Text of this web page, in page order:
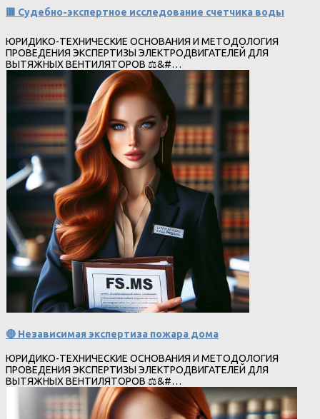
🟥 Судебно-экспертное исследование счетчика воды
ЮРИДИКО-ТЕХНИЧЕСКИЕ ОСНОВАНИЯ И МЕТОДОЛОГИЯ
ПРОВЕДЕНИЯ ЭКСПЕРТИЗЫ ЭЛЕКТРОДВИГАТЕЛЕЙ ДЛЯ
ВЫТЯЖНЫХ ВЕНТИЛЯТОРОВ ⚖&#…
🔴 Независимая экспертиза пожара дома
ЮРИДИКО-ТЕХНИЧЕСКИЕ ОСНОВАНИЯ И МЕТОДОЛОГИЯ
ПРОВЕДЕНИЯ ЭКСПЕРТИЗЫ ЭЛЕКТРОДВИГАТЕЛЕЙ ДЛЯ
ВЫТЯЖНЫХ ВЕНТИЛЯТОРОВ ⚖&#…